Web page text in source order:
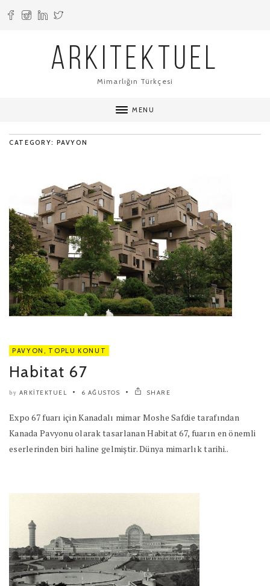
ARKITEKTUEL
Mimarlığın Türkçesi
MENU
CATEGORY: PAVYON
PAVYON , TOPLU KONUT
Habitat 67
by ARKITEKTUEL 6 AĞUSTOS SHARE
Expo 67 fuarı için Kanadalı mimar Moshe Safdie tarafından
Kanada Pavyonu olarak tasarlanan Habitat 67, fuarın en önemli
eserlerinden biri haline gelmiştir. Dünya mimarlık tarihi..